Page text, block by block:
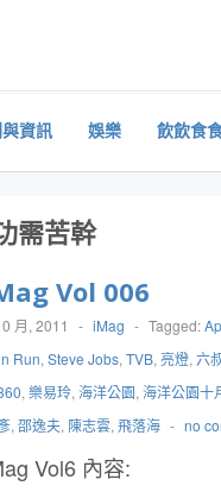
資訊 娛樂 飲飲食
需苦幹
Vol 006
月, 2011 - iMag - Tagged:
Run, Steve Jobs, TVB, 亮燈, 六
, 樂易玲, 海洋公園, 海洋公園十
, 邵逸夫, 陳志雲, 飛落海 - no
Vol6 內容: